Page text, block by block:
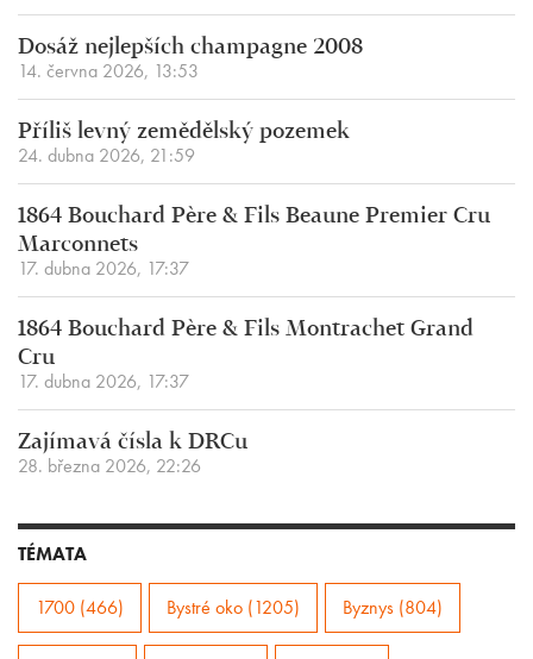
Dosáž nejlepších champagne 2008
14. června 2026, 13:53
Příliš levný zemědělský pozemek
24. dubna 2026, 21:59
1864 Bouchard Père & Fils Beaune Premier Cru
Marconnets
17. dubna 2026, 17:37
1864 Bouchard Père & Fils Montrachet Grand
Cru
17. dubna 2026, 17:37
Zajímavá čísla k DRCu
28. března 2026, 22:26
TÉMATA
1700 (466) Bystré oko (1205) Byznys (804)